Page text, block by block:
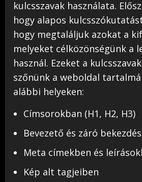
kulcsszavak használata.
hogy alapos
hogy megtaláljuk azokat a
melyeket célközönségünk a
használ. Ezeket a
szőnünk a weboldal
alábbi helyeken:
Címsorokban (H1, H2, H3)
Bevezető és záró
Meta címekben és
Kép alt tagjeiben